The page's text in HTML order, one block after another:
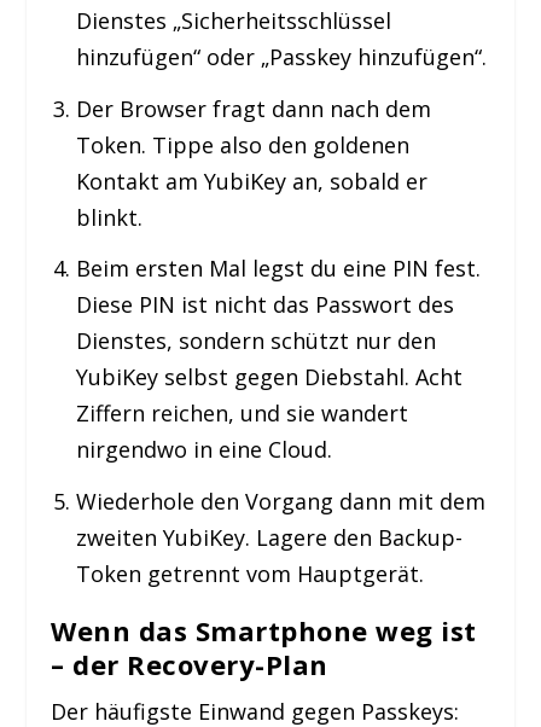
Dienstes „Sicherheitsschlüssel
hinzufügen“ oder „Passkey hinzufügen“.
Der Browser fragt dann nach dem
Token. Tippe also den goldenen
Kontakt am YubiKey an, sobald er
blinkt.
Beim ersten Mal legst du eine PIN fest.
Diese PIN ist nicht das Passwort des
Dienstes, sondern schützt nur den
YubiKey selbst gegen Diebstahl. Acht
Ziffern reichen, und sie wandert
nirgendwo in eine Cloud.
Wiederhole den Vorgang dann mit dem
zweiten YubiKey. Lagere den Backup-
Token getrennt vom Hauptgerät.
Wenn das Smartphone weg ist
– der Recovery-Plan
Der häufigste Einwand gegen Passkeys: